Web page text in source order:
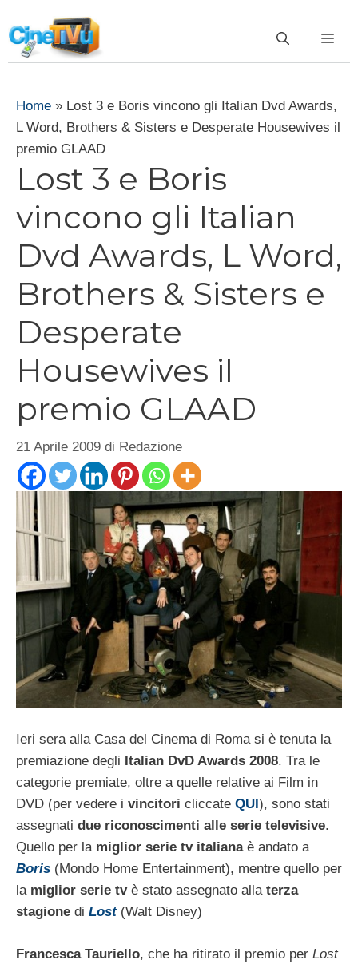
al
contenuto
Home » Lost 3 e Boris vincono gli Italian Dvd Awards,
L Word, Brothers & Sisters e Desperate Housewives il
premio GLAAD
Lost 3 e Boris
vincono gli Italian
Dvd Awards, L Word,
Brothers & Sisters e
Desperate
Housewives il
premio GLAAD
21 Aprile 2009 di Redazione
Ieri sera alla Casa del Cinema di Roma si è tenuta la
premiazione degli Italian DvD Awards 2008. Tra le
categorie premiate, oltre a quelle relative ai Film in
DVD (per vedere i vincitori cliccate QUI), sono stati
assegnati due riconoscimenti alle serie televisive.
Quello per la miglior serie tv italianaè andato a
Boris (Mondo Home Entertainment), mentre quello per
la miglior serie tvè stato assegnato alla terza
stagione di Lost(Walt Disney)
Francesca Tauriello, che ha ritirato il premio per Lost